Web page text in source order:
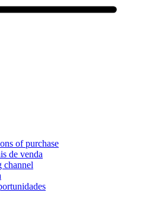
of purchase
de venda
channel